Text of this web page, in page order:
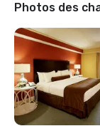
Photos des